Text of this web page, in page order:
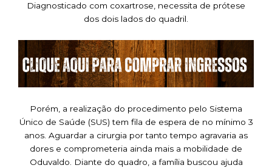
Diagnosticado com coxartrose, necessita de prótese
dos dois lados do quadril.
Porém, a realização do procedimento pelo Sistema
Único de Saúde (SUS) tem fila de espera de no mínimo 3
anos. Aguardar a cirurgia por tanto tempo agravaria as
dores e comprometeria ainda mais a mobilidade de
Oduvaldo. Diante do quadro, a família buscou ajuda